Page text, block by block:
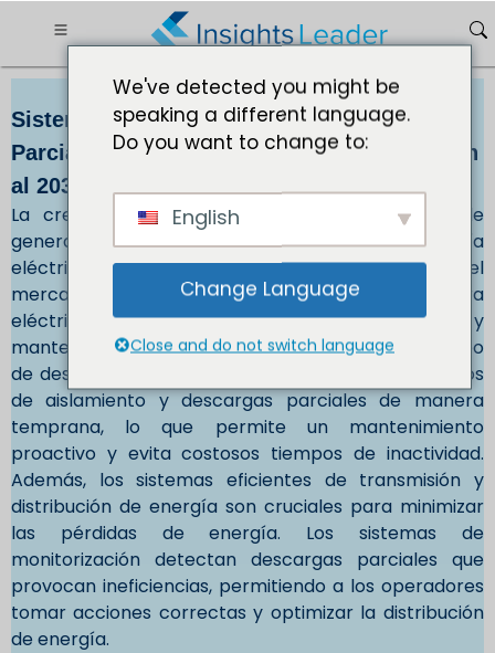
Sistemas de Monitoreo de Descargas
Parciales Mercado Tamaño USD 2.026,12 Mn
al 2030
La creciente demanda de sistemas eficientes de
generación, transmisión y distribución de energía
eléctrica está impulsando el crecimiento del
mercado. Muchos países tienen una infraestructura
eléctrica obsoleta que requiere monitoreo y
mantenimiento continuos. Los sistemas de monitoreo
de descargas parciales ayudan a identificar defectos
de aislamiento y descargas parciales de manera
temprana, lo que permite un mantenimiento
proactivo y evita costosos tiempos de inactividad.
Además, los sistemas eficientes de transmisión y
distribución de energía son cruciales para minimizar
las pérdidas de energía. Los sistemas de
monitorización detectan descargas parciales que
provocan ineficiencias, permitiendo a los operadores
tomar acciones correctas y optimizar la distribución
de energía.
We've detected you might be
speaking a different language.
Do you want to change to:
English
Change Language
Close and do not switch language